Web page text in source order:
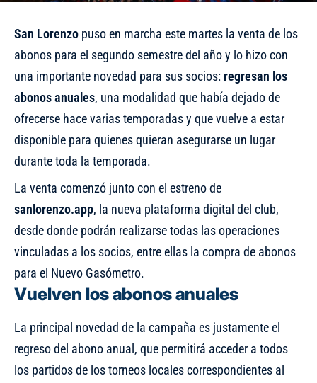
San Lorenzo puso en marcha este martes la venta de los
abonos para el segundo semestre del año y lo hizo con
una importante novedad para sus socios: regresan los
abonos anuales, una modalidad que había dejado de
ofrecerse hace varias temporadas y que vuelve a estar
disponible para quienes quieran asegurarse un lugar
durante toda la temporada.
La venta comenzó junto con el estreno de
sanlorenzo.app, la nueva plataforma digital del club,
desde donde podrán realizarse todas las operaciones
vinculadas a los socios, entre ellas la compra de abonos
para el Nuevo Gasómetro.
Vuelven los abonos anuales
La principal novedad de la campaña es justamente el
regreso del abono anual, que permitirá acceder a todos
los partidos de los torneos locales correspondientes al